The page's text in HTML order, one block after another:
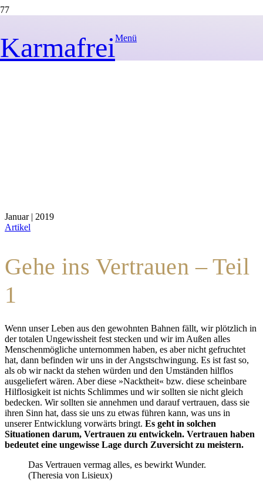
Karmafrei Menü
Artikel
Januar | 2019
Artikel
Gehe ins Vertrauen – Teil
1
Wenn unser Leben aus den gewohnten Bahnen fällt, wir plötzlich in
der totalen Ungewissheit fest stecken und wir im Außen alles
Menschenmögliche unternommen haben, es aber nicht gefruchtet
hat, dann befinden wir uns in der Angstschwingung. Es ist fast so,
als ob wir nackt da stehen würden und den Umständen hilflos
ausgeliefert wären. Aber diese »Nacktheit« bzw. diese scheinbare
Hilflosigkeit ist nichts Schlimmes und wir sollten sie nicht gleich
bedecken. Wir sollten sie annehmen und darauf vertrauen, dass sie
ihren Sinn hat, dass sie uns zu etwas führen kann, was uns in
unserer Entwicklung vorwärts bringt. Es geht in solchen
Situationen darum, Vertrauen zu entwickeln. Vertrauen haben
bedeutet eine ungewisse Lage durch Zuversicht zu meistern.
Das Vertrauen vermag alles, es bewirkt Wunder.
(Theresia von Lisieux)